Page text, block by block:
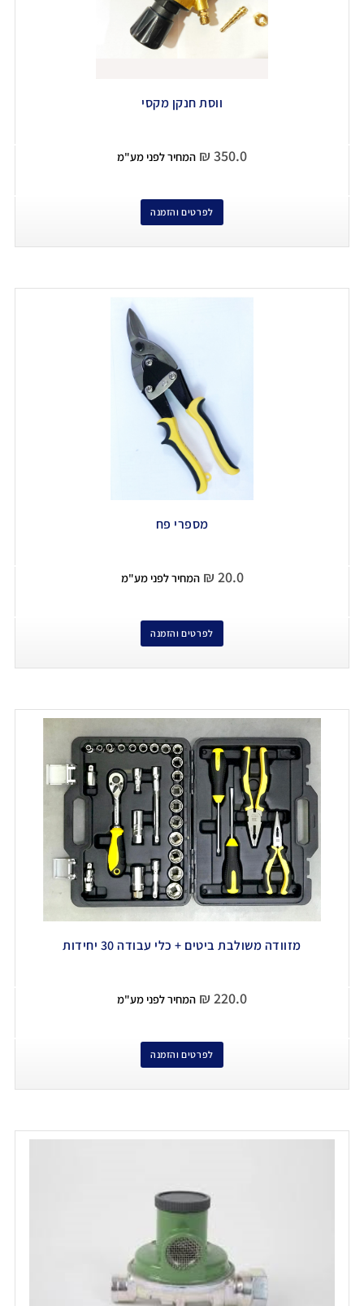
ווסת חנקן מקסי
₪ 350.0 המחיר לפני מע"מ
לפרטים והזמנה
מספרי פח
₪ 20.0 המחיר לפני מע"מ
לפרטים והזמנה
מזוודה משולבת ביטים + כלי עבודה 30 יחידות
₪ 220.0 המחיר לפני מע"מ
לפרטים והזמנה